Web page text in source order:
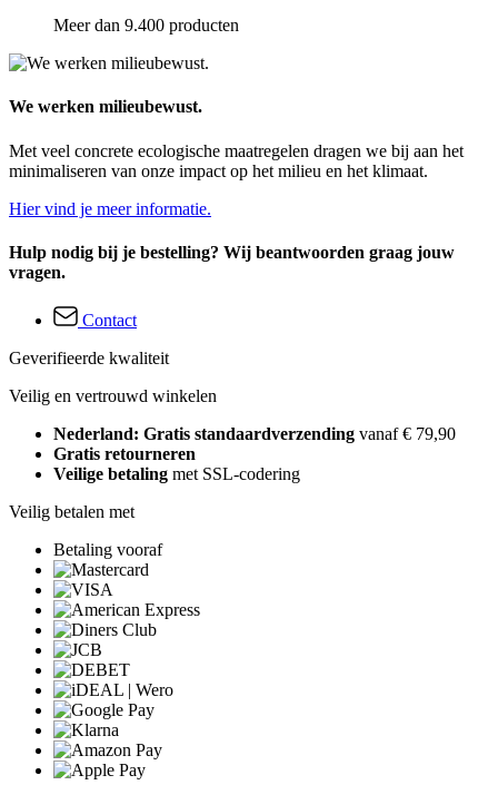
Meer dan 9.400 producten
We werken milieubewust.
Met veel concrete ecologische maatregelen dragen we bij aan het
minimaliseren van onze impact op het milieu en het klimaat.
Hier vind je meer informatie.
Hulp nodig bij je bestelling? Wij beantwoorden graag jouw
vragen.
Contact
Geverifieerde kwaliteit
Veilig en vertrouwd winkelen
Nederland: Gratis standaardverzending vanaf € 79,90
Gratis retourneren
Veilige betaling met SSL-codering
Veilig betalen met
Betaling vooraf